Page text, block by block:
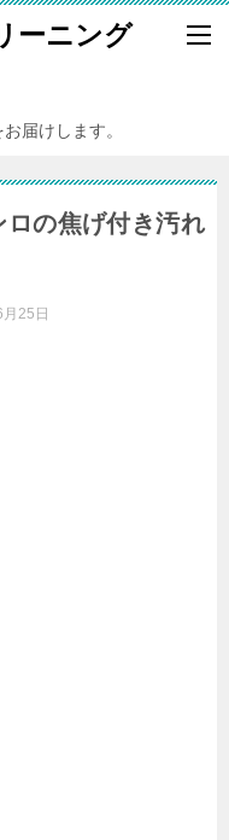
ーニング
届けします。
ロの焦げ付き汚れ
25日